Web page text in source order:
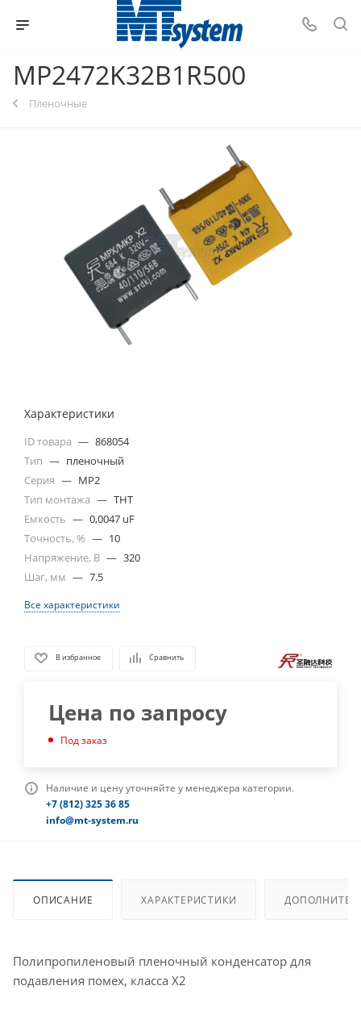
MP2472K32B1R500
Пленочные
Характеристики
ID товара — 868054
Тип — пленочный
Серия — MP2
Тип монтажа — THT
Емкость — 0,0047 uF
Точность, % — 10
Напряжение, В — 320
Шаг, мм — 7.5
Все характеристики
В избранное Сравнить
Цена по запросу
Под заказ
Наличие и цену уточняйте у менеджера категории.
+7 (812) 325 36 85
info@mt-system.ru
ОПИСАНИЕ ХАРАКТЕРИСТИКИ
Полипропиленовый пленочный конденсатор для
подавления помех, класса X2